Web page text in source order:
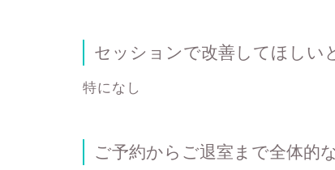
セッションで改善してほしい
特になし
ご予約からご退室まで全体的